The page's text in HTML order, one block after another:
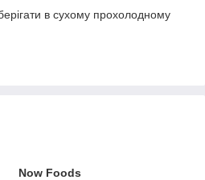
в сухому прохолодному
Now Foods